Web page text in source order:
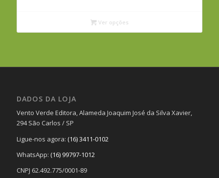
R$40,00
através
Ver opções
DADOS DA LOJA
Vento Verde Editora, Alameda Joaquim José da Silva Xavier,
294 São Carlos / SP
Ligue-nos agora: (16) 3411-0102
WhatsApp: (16) 99797-1012
CNPJ 62.492.775/0001-89